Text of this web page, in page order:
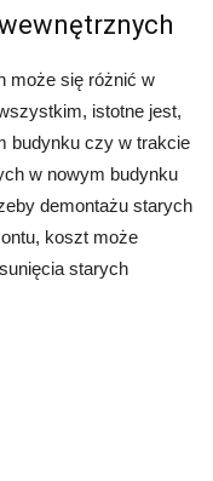
może się różnić w
istotne jest,
budynku czy w trakcie
w nowym budynku
demontażu starych
koszt może
starych